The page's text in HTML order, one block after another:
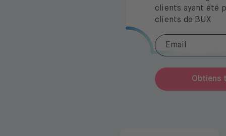
clients ayant été
clients de BUX
Obtiens